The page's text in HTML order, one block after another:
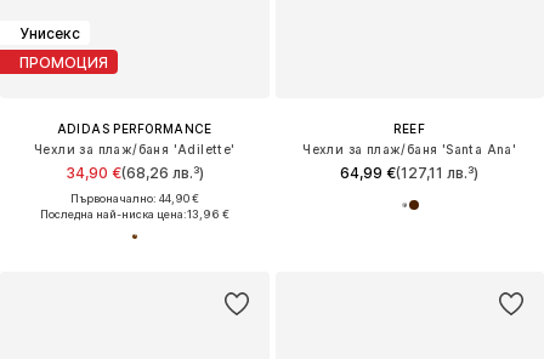
Унисекс
ПРОМОЦИЯ
ADIDAS PERFORMANCE
Чехли за плаж/баня 'Adilette'
34,90 €(68,26 лв.³)
Първоначално: 44,90 €
Последна най-ниска цена:13,96 €
REEF
Чехли за плаж/баня 'Santa Ana'
64,99 €(127,11 лв.³)